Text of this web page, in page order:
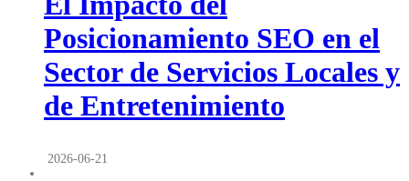
Posicionamiento SEO en el
Sector de Servicios Locales y
de Entretenimiento
2026-06-21